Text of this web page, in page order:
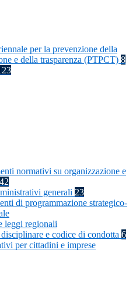
per la prevenzione della
e della trasparenza (PTPCT) 8
normativi su organizzazione e
42
generali 23
di programmazione strategico-
leggi regionali
e codice di condotta 6
per cittadini e imprese